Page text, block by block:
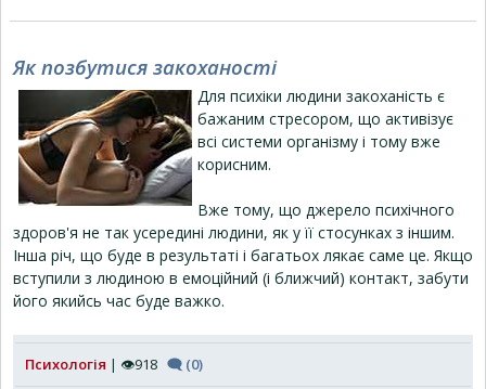
Як позбутися закоханості
Для психіки людини закоханість є
бажаним стресором, що активізує
всі системи організму і тому вже
корисним.
Вже тому, що джерело психічного
здоров'я не так усередині людини, як у її стосунках з іншим.
Інша річ, що буде в результаті і багатьох лякає саме це. Якщо
вступили з людиною в емоційний (і ближчий) контакт, забути
його якийсь час буде важко.
Психологія | 👁918 🗨 (0)